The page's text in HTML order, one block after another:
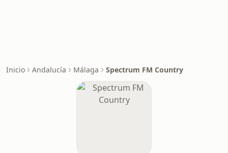
Inicio Andalucía Málaga Spectrum FM Country